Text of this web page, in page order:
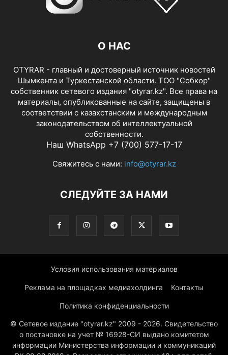
О НАС
OTYRAR - главный и достоверный источник новостей
Шымкента и Туркестанской области. ТОО "Собкор"
собственник сетевого издания "otyrar.kz". Все права на
материалы, опубликованные на сайте, защищены в
соответствии с казахстанским и международным
законодательством об интеллектуальной
собственности.
Наш WhatsApp +7 (700) 577-17-17
Свяжитесь с нами: info@otyrar.kz
СЛЕДУЙТЕ ЗА НАМИ
Условия использования материалов
Реклама на площадках медиахолдинга Контакты
Политика конфиденциальности
© Сетевое издание "otyrar.kz" 2009 - 2026. Свидетельство
о постановке на учет № 16928-СИ выдано комитетом
информации Министерства информации и коммуникаций